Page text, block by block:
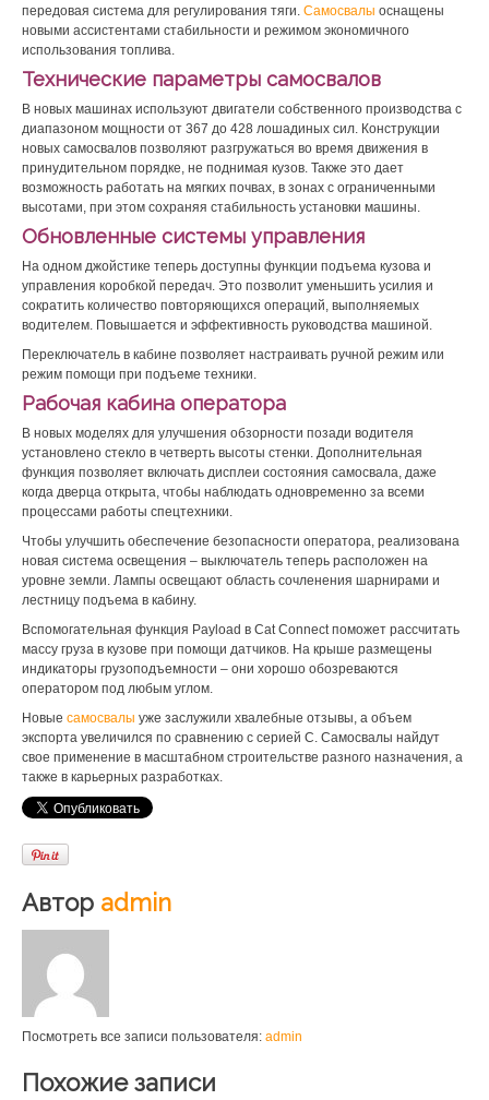
передовая система для регулирования тяги. Самосвалы оснащены
новыми ассистентами стабильности и режимом экономичного
использования топлива.
Технические параметры самосвалов
В новых машинах используют двигатели собственного производства с
диапазоном мощности от 367 до 428 лошадиных сил. Конструкции
новых самосвалов позволяют разгружаться во время движения в
принудительном порядке, не поднимая кузов. Также это дает
возможность работать на мягких почвах, в зонах с ограниченными
высотами, при этом сохраняя стабильность установки машины.
Обновленные системы управления
На одном джойстике теперь доступны функции подъема кузова и
управления коробкой передач. Это позволит уменьшить усилия и
сократить количество повторяющихся операций, выполняемых
водителем. Повышается и эффективность руководства машиной.
Переключатель в кабине позволяет настраивать ручной режим или
режим помощи при подъеме техники.
Рабочая кабина оператора
В новых моделях для улучшения обзорности позади водителя
установлено стекло в четверть высоты стенки. Дополнительная
функция позволяет включать дисплеи состояния самосвала, даже
когда дверца открыта, чтобы наблюдать одновременно за всеми
процессами работы спецтехники.
Чтобы улучшить обеспечение безопасности оператора, реализована
новая система освещения – выключатель теперь расположен на
уровне земли. Лампы освещают область сочленения шарнирами и
лестницу подъема в кабину.
Вспомогательная функция Payload в Cat Connect поможет рассчитать
массу груза в кузове при помощи датчиков. На крыше размещены
индикаторы грузоподъемности – они хорошо обозреваются
оператором под любым углом.
Новые самосвалы уже заслужили хвалебные отзывы, а объем
экспорта увеличился по сравнению с серией С. Самосвалы найдут
свое применение в масштабном строительстве разного назначения, а
также в карьерных разработках.
Автор admin
Посмотреть все записи пользователя: admin
Похожие записи